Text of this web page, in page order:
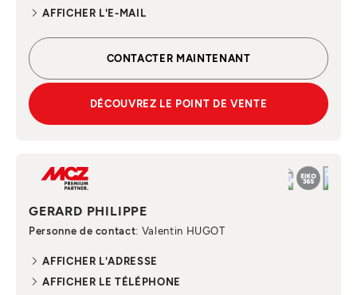
AFFICHER L'E-MAIL
CONTACTER MAINTENANT
DÉCOUVREZ LE POINT DE VENTE
GERARD PHILIPPE
Personne de contact: Valentin HUGOT
AFFICHER L'ADRESSE
AFFICHER LE TÉLÉPHONE